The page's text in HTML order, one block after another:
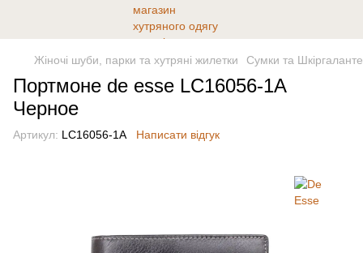
Жіночі шуби, парки та хутряні жилетки Сумки та
Портмоне de esse LC16056-1A
Черное
Артикул: LC16056-1A Написати відгук